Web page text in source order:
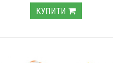
КУПИТИ